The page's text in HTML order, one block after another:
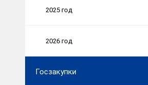
2025 год
2026 год
Госзакупки